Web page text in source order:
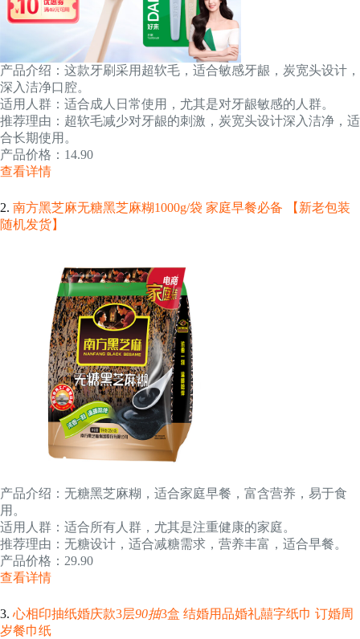
产品介绍：这款牙刷采用超软毛，适合敏感牙龈，炭宽头设计，
深入洁净口腔。
适用人群：适合成人日常使用，尤其是对牙龈敏感的人群。
推荐理由：超软毛减少对牙龈的刺激，炭宽头设计深入洁净，适
合长期使用。
产品价格：14.90
查看详情
2. 南方黑芝麻无糖黑芝麻糊1000g/袋 家庭早餐必备 【新老包装
随机发货】
产品介绍：无糖黑芝麻糊，适合家庭早餐，富含营养，易于食
用。
适用人群：适合所有人群，尤其是注重健康的家庭。
推荐理由：无糖设计，适合减糖需求，营养丰富，适合早餐。
产品价格：29.90
查看详情
3. 心相印抽纸婚庆款3层90抽3盒 结婚用品婚礼囍字纸巾 订婚周
岁餐巾纸